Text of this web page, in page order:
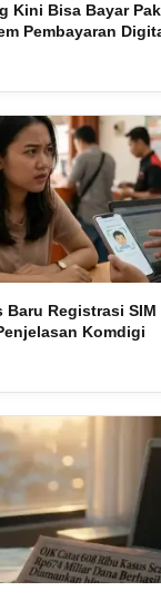
Kini Bisa Bayar
Pembayaran
Baru Registrasi SIM
Komdigi